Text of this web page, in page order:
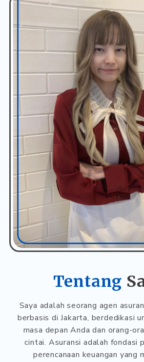
Tentang
Saya adalah seorang agen
berbasis di Jakarta, berdedikasi
masa depan Anda dan orang-
cintai. Asuransi adalah fondasi
perencanaan keuangan yang